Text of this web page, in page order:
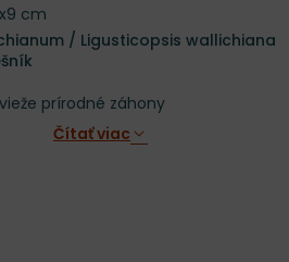
cm
/ Ligusticopsis wallichiana
prírodné záhony
Čítať viac